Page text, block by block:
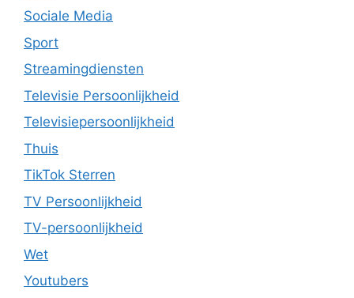
Sociale Media
Sport
Streamingdiensten
Televisie Persoonlijkheid
Televisiepersoonlijkheid
Thuis
TikTok Sterren
TV Persoonlijkheid
TV-persoonlijkheid
Wet
Youtubers